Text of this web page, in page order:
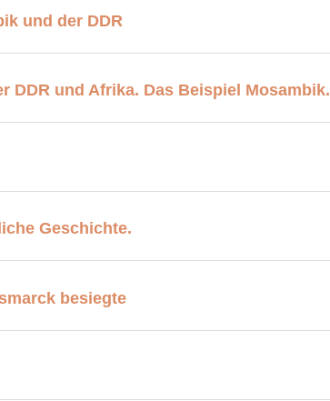
und der DDR
DDR und Afrika. Das Beispiel Mosambik.
Geschichte.
besiegte